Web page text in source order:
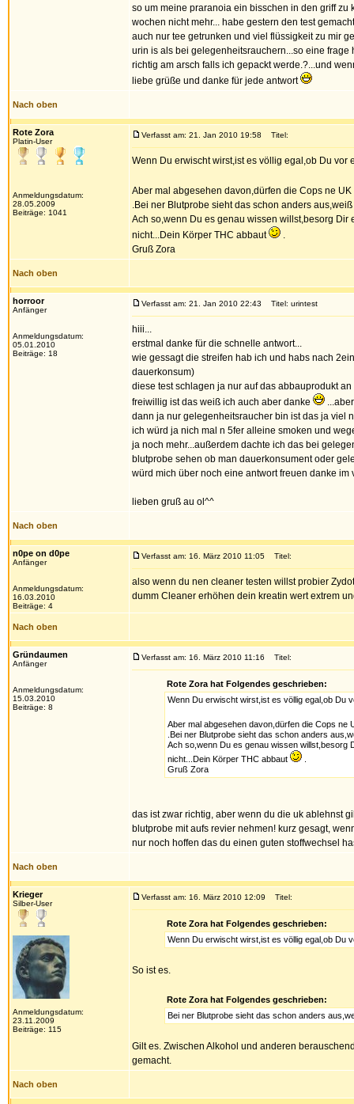
so um meine praranoia ein bisschen in den griff
wochen nicht mehr... habe gestern den test
auch nur tee getrunken und viel flüssigkeit zu mir
urin is als bei gelegenheitsrauchern...so eine
richtig am arsch falls ich gepackt werde.?...und
liebe grüße und danke für jede antwort
Nach oben
Rote Zora
Platin-User
Anmeldungsdatum:
28.05.2009
Beiträge: 1041
Verfasst am: 21. Jan 2010 19:58 Titel:
Wenn Du erwischt wirst,ist es völlig egal,ob Du vor
Aber mal abgesehen davon,dürfen die Cops ne
.Bei ner Blutprobe sieht das schon anders
Ach so,wenn Du es genau wissen willst,besorg
nicht...Dein Körper THC abbaut
.
Gruß Zora
Nach oben
horroor
Anfänger
Anmeldungsdatum:
05.01.2010
Beiträge: 18
Verfasst am: 21. Jan 2010 22:43 Titel: urintest
hiii...
erstmal danke für die schnelle antwort...
wie gessagt die streifen hab ich und habs nach
dauerkonsum)
diese test schlagen ja nur auf das abbauprodukt
freiwillig ist das weiß ich auch aber danke
dann ja nur gelegenheitsraucher bin ist das ja viel
ich würd ja nich mal n 5fer alleine smoken und
ja noch mehr...außerdem dachte ich das bei
blutprobe sehen ob man dauerkonsument oder
würd mich über noch eine antwort freuen danke im
lieben gruß au ol^^
Nach oben
n0pe on d0pe
Anfänger
Anmeldungsdatum:
16.03.2010
Beiträge: 4
Verfasst am: 16. März 2010 11:05 Titel:
also wenn du nen cleaner testen willst probier
dumm Cleaner erhöhen dein kreatin wert extrem
Nach oben
Gründaumen
Anfänger
Anmeldungsdatum:
15.03.2010
Beiträge: 8
Verfasst am: 16. März 2010 11:16 Titel:
Rote Zora hat Folgendes geschrieben:
Wenn Du erwischt wirst,ist es völlig egal,ob Du
Aber mal abgesehen davon,dürfen die Cops ne
.Bei ner Blutprobe sieht das schon anders
Ach so,wenn Du es genau wissen willst,besorg
nicht...Dein Körper THC abbaut
Gruß Zora
das ist zwar richtig, aber wenn du die uk ablehnst
blutprobe mit aufs revier nehmen! kurz gesagt,
nur noch hoffen das du einen guten stoffwechsel
Nach oben
Krieger
Silber-User
Anmeldungsdatum:
23.11.2009
Beiträge: 115
Verfasst am: 16. März 2010 12:09 Titel:
Rote Zora hat Folgendes geschrieben:
Wenn Du erwischt wirst,ist es völlig egal,ob Du
So ist es.
Rote Zora hat Folgendes geschrieben:
Bei ner Blutprobe sieht das schon anders
Gilt es. Zwischen Alkohol und anderen
gemacht.
Nach oben